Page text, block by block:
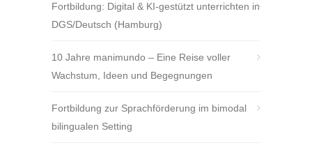
Fortbildung: Digital & KI-gestützt unterrichten in
DGS/Deutsch (Hamburg)
10 Jahre manimundo – Eine Reise voller
Wachstum, Ideen und Begegnungen
Fortbildung zur Sprachförderung im bimodal
bilingualen Setting